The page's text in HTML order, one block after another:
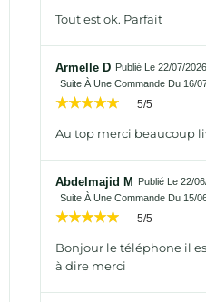
Tout est ok. Parfait
Armelle D Publié Le 22/07/2026
Suite À Une Commande Du 16/
5/5
Au top merci beaucoup
Abdelmajid M
Publié Le 22/
Suite À Une Commande Du 15/
5/5
Bonjour le téléphone il
à dire merci